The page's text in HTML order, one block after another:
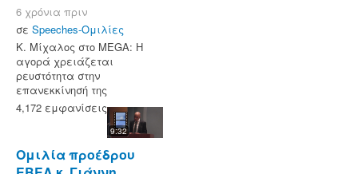
6 χρόνια πριν
σε Speeches-Ομιλίες
Κ. Μίχαλος στο MEGA: Η
αγορά χρειάζεται
ρευστότητα στην
επανεκκίνησή της
4,172 εμφανίσεις
9:32
Ομιλία προέδρου